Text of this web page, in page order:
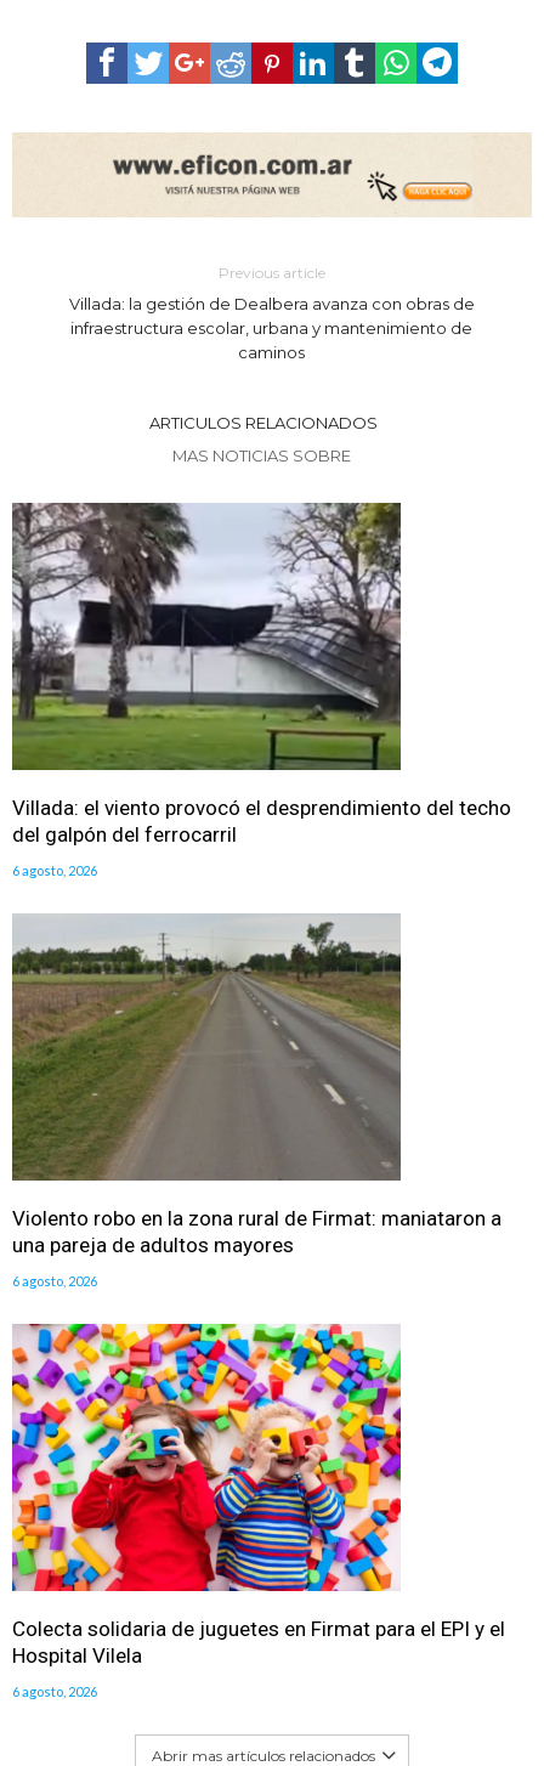
Previous article
Villada: la gestión de Dealbera avanza con obras de
infraestructura escolar, urbana y mantenimiento de
caminos
ARTICULOS RELACIONADOS
MAS NOTICIAS SOBRE
Villada: el viento provocó el desprendimiento del techo
del galpón del ferrocarril
6 agosto, 2026
Violento robo en la zona rural de Firmat: maniataron a
una pareja de adultos mayores
6 agosto, 2026
Colecta solidaria de juguetes en Firmat para el EPI y el
Hospital Vilela
6 agosto, 2026
Abrir mas artículos relacionados